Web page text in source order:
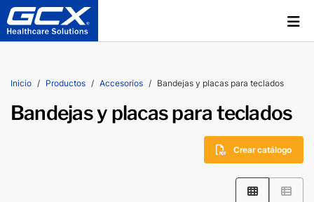
Inicio Productos Accesorios Bandejas y placas para teclados
Bandejas y placas para teclados
Crear catálogo